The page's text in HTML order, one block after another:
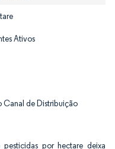
Ativos
Canal de Distribuição
por hectare deixa